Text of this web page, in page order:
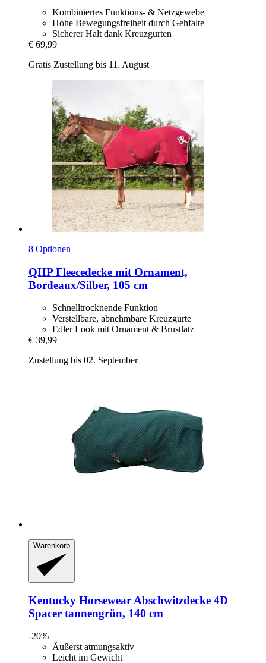
Kombiniertes Funktions- & Netzgewebe
Hohe Bewegungsfreiheit durch Gehfalte
Sicherer Halt dank Kreuzgurten
€ 69,99
Gratis Zustellung bis 11. August
8 Optionen
QHP Fleecedecke mit Ornament,
Bordeaux/Silber, 105 cm
Schnelltrocknende Funktion
Verstellbare, abnehmbare Kreuzgurte
Edler Look mit Ornament & Brustlatz
€ 39,99
Zustellung bis 02. September
Warenkorb
Kentucky Horsewear Abschwitzdecke 4D
Spacer tannengrün, 140 cm
-20%
Äußerst atmungsaktiv
Leicht im Gewicht